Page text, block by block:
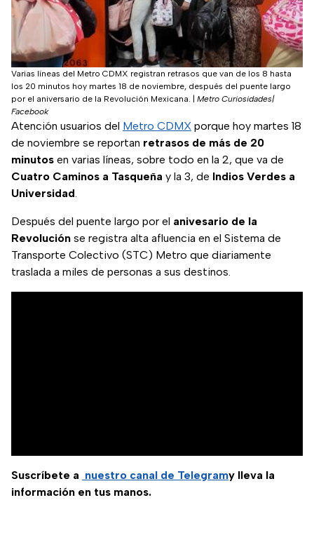
Varias líneas del Metro CDMX registran retrasos que van de los 8 hasta
los 20 minutos hoy martes 18 de noviembre, después del puente largo
por el aniversario de la Revolución Mexicana.
Metro Curiosidades|
Facebook
Atención usuarios del Metro CDMX porque hoy martes 18
de noviembre se reportan retrasos de más de 20
minutos en varias líneas, sobre todo en la 2, que va de
Cuatro Caminos a Tasqueña y la 3, de Indios Verdes a
Universidad.
Después del puente largo por el anivesario de la
Revolución se registra alta afluencia en el Sistema de
Transporte Colectivo (STC) Metro que diariamente
traslada a miles de personas a sus destinos.
Suscríbete a nuestro canal de Telegramy lleva la
información en tus manos.